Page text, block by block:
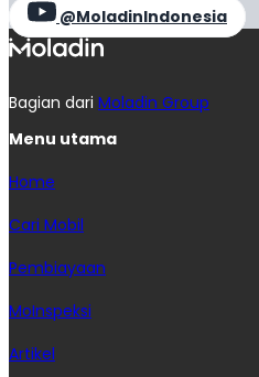
@MoladinIndonesia
Bagian dari Moladin Group
Menu utama
Home
Cari Mobil
Pembiayaan
MoInspeksi
Artikel